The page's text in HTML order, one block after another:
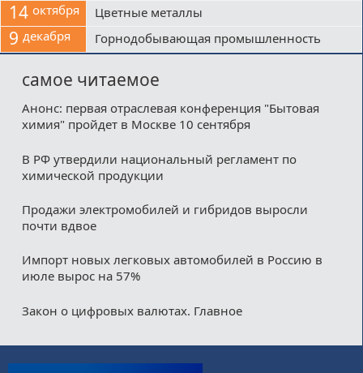
14 октября Цветные металлы
9 декабря Горнодобывающая промышленность
самое читаемое
Анонс: первая отраслевая конференция "Бытовая
химия" пройдет в Москве 10 сентября
В РФ утвердили национальный регламент по
химической продукции
Продажи электромобилей и гибридов выросли
почти вдвое
Импорт новых легковых автомобилей в Россию в
июле вырос на 57%
Закон о цифровых валютах. Главное